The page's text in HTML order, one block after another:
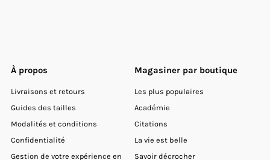
À propos
Livraisons et retours
Guides des tailles
Modalités et conditions
Confidentialité
Gestion de votre expérience en
Magasiner par boutique
Les plus populaires
Académie
Citations
La vie est belle
Savoir décrocher